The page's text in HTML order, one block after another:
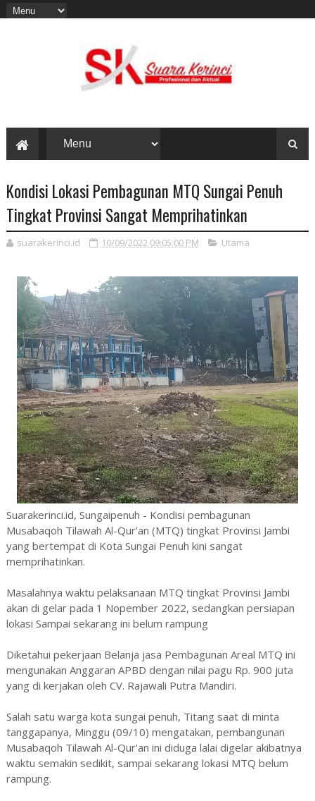
Kondisi Lokasi Pembagunan MTQ Sungai Penuh
Tingkat Provinsi Sangat Memprihatinkan
suarakerinci.id 10/09/2022 09:05:00 PM Utama
Suarakerinci.id, Sungaipenuh - Kondisi pembagunan
Musabaqoh Tilawah Al-Qur'an (MTQ) tingkat Provinsi Jambi
yang bertempat di Kota Sungai Penuh kini sangat
memprihatinkan.
Masalahnya waktu pelaksanaan MTQ tingkat Provinsi Jambi
akan di gelar pada 1 Nopember 2022, sedangkan persiapan
lokasi Sampai sekarang ini belum rampung
Diketahui pekerjaan Belanja jasa Pembagunan Areal MTQ ini
mengunakan Anggaran APBD dengan nilai pagu Rp. 900 juta
yang di kerjakan oleh CV. Rajawali Putra Mandiri.
Salah satu warga kota sungai penuh, Titang saat di minta
tanggapanya, Minggu (09/10) mengatakan, pembangunan
Musabaqoh Tilawah Al-Qur'an ini diduga lalai digelar akibatnya
waktu semakin sedikit, sampai sekarang lokasi MTQ belum
rampung.